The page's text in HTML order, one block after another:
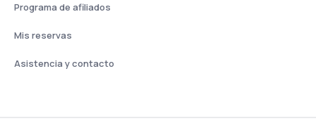
Programa de afiliados
Mis reservas
Asistencia y contacto